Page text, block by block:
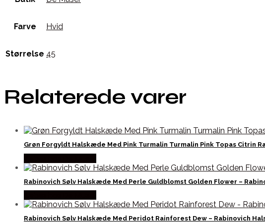
Farve Hvid
Størrelse 45
Relaterede varer
Grøn Forgyldt Halskæde Med Pink Turmalin Turmalin Pink Topas Citrin
Rabinovich Sølv Halskæde Med Perle Guldblomst Golden Flower –
Rabinovich Sølv Halskæde Med Peridot Rainforest Dew – Rabinovich